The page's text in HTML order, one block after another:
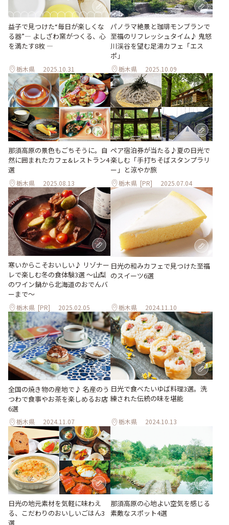
益子で見つけた“毎日が楽しくな
る器”― よしざわ窯がつくる、心
を満たす8枚 ―
栃木県 2025.10.31
パノラマ絶景と珈琲モンブランで
至福のリフレッシュタイム♪ 鬼怒
川渓谷を望む足湯カフェ「エス
ポ」
栃木県 2025.10.09
那須高原の景色もごちそうに。自
然に囲まれたカフェ&レストラン4
選
栃木県 2025.08.13
ペア宿泊券が当たる♪夏の日光で
楽しむ「手打ちそばスタンプラリ
ー」と涼やか旅
栃木県 [PR] 2025.07.04
寒いからこそおいしい♪ リゾナー
レで楽しむ冬の食体験3選 ～山梨
のワイン鍋から北海道のおでんバ
ーまで～
栃木県 [PR] 2025.02.05
日光の和みカフェで見つけた至福
のスイーツ6選
栃木県 2024.11.10
全国の焼き物の産地で♪ 名産のう
つわで食事やお茶を楽しめるお店
6選
栃木県 2024.11.07
日光で食べたいゆば料理3選。洗
練された伝統の味を堪能
栃木県 2024.10.13
日光の地元素材を気軽に味わえ
る、こだわりのおいしいごはん3
選
那須高原の心地よい空気を感じる
素敵なスポット4選